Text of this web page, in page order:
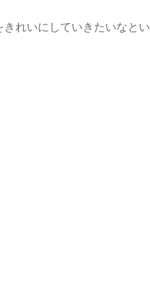
れいにしていきたいなと